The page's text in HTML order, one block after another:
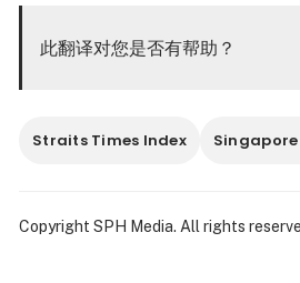
此翻译对您是否有帮助？
Straits Times Index
Copyright SPH Media. All rights